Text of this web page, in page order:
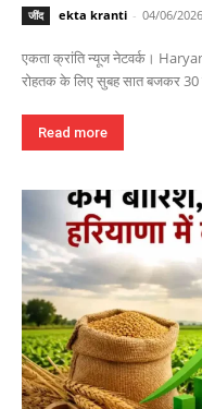
जींद ekta kranti - 04/06/2026
एकता क्रांति न्यूज नेटवर्क।
रोहतक के लिए सुबह सात बजकर 30
Read more